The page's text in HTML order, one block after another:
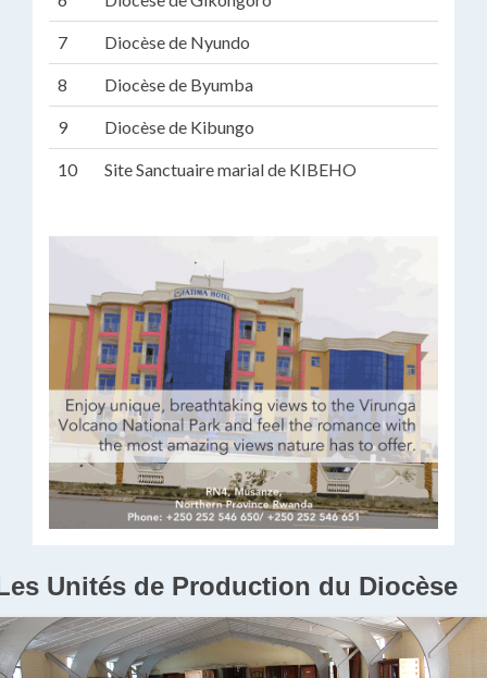
7 Diocèse de Nyundo
8 Diocèse de Byumba
9 Diocèse de Kibungo
10 Site Sanctuaire marial de KIBEHO
Unités de Production du Diocèse